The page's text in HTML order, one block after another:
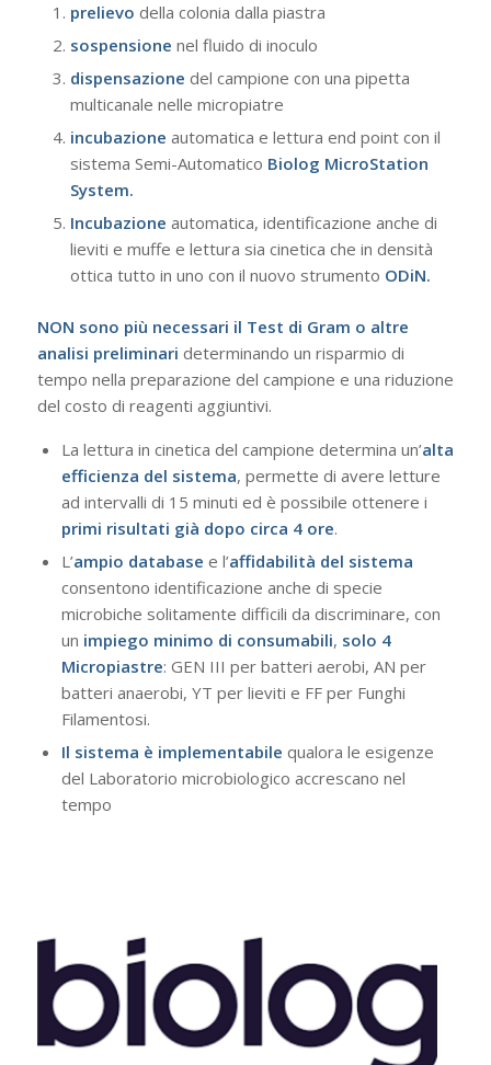
prelievo della colonia dalla piastra
sospensione nel fluido di inoculo
dispensazione del campione con una pipetta
multicanale nelle micropiatre
incubazione automatica e lettura end point con il
sistema Semi-Automatico Biolog MicroStation
System.
Incubazione automatica, identificazione anche di
lieviti e muffe e lettura sia cinetica che in densità
ottica tutto in uno con il nuovo strumento ODiN.
NON sono più necessari il Test di Gram o altre
analisi preliminari determinando un risparmio di
tempo nella preparazione del campione e una riduzione
del costo di reagenti aggiuntivi.
La lettura in cinetica del campione determina un’alta
efficienza del sistema, permette di avere letture
ad intervalli di 15 minuti ed è possibile ottenere i
primi risultati già dopo circa 4 ore.
L’ampio database e l’affidabilità del sistema
consentono identificazione anche di specie
microbiche solitamente difficili da discriminare, con
un impiego minimo di consumabili, solo 4
Micropiastre: GEN III per batteri aerobi, AN per
batteri anaerobi, YT per lieviti e FF per Funghi
Filamentosi.
Il sistema è implementabile qualora le esigenze
del Laboratorio microbiologico accrescano nel
tempo